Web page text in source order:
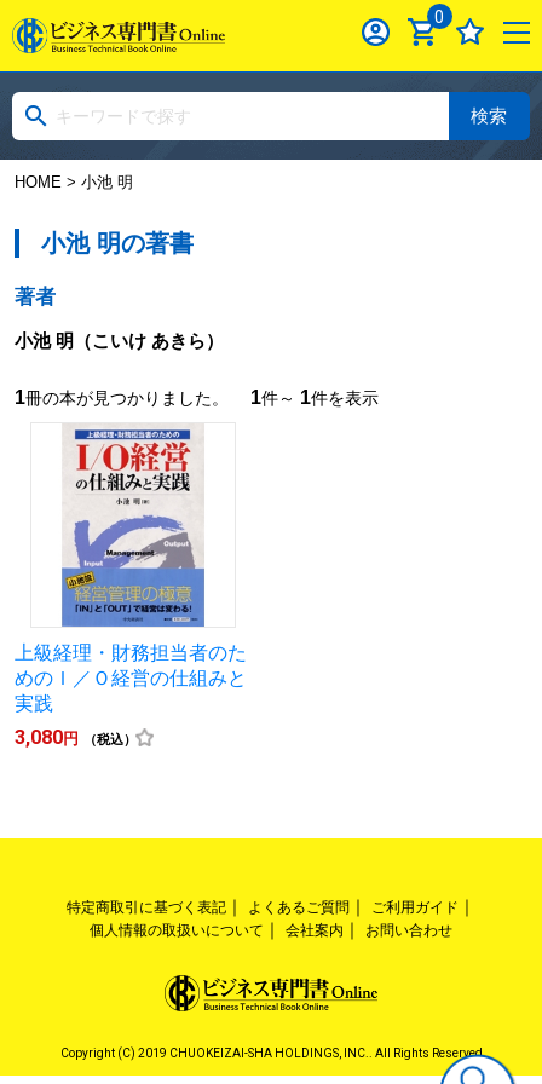
0
検索
HOME> 小池 明
小池 明の著書
著者
小池 明 （こいけ あきら）
1冊の本が見つかりました。 1件～ 1件を表示
上級経理・財務担当者のた
めのＩ／Ｏ経営の仕組みと
実践
3,080円 （税込）
特定商取引に基づく表記 よくあるご質問
ご利用ガイド
個人情報の取扱いについて
会社案内 お問い合わせ
Copyright (C) 2019 CHUOKEIZAI-SHA HOLDINGS, INC.. All Rights Reserved